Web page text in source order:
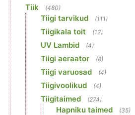
Tiik (480)
Tiigi tarvikud (111)
Tiigikala toit (12)
UV Lambid (4)
Tiigi aeraator (8)
Tiigi varuosad (4)
Tiigivoolikud (4)
Tiigitaimed (274)
Hapniku taimed (35)